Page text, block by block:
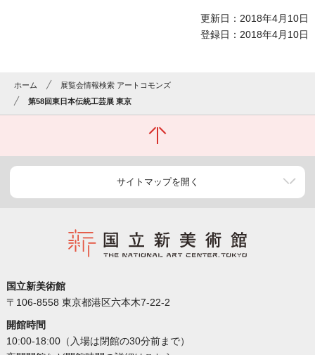
更新日：2018年4月10日
登録日：2018年4月10日
ホーム
展覧会情報検索 アートコモンズ
第58回東日本伝統工芸展 東京
サイトマップを開く
国立新美術館
〒106-8558 東京都港区六本木7-22-2
開館時間
10:00-18:00（入場は閉館の30分前まで）